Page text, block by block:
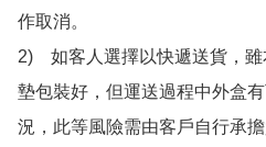
作取消。
2)　如客人選擇以快遞送貨，
墊包裝好，但運送過程中外盒
況，此等風險需由客戶自行承